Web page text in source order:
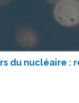
du nucléaire :